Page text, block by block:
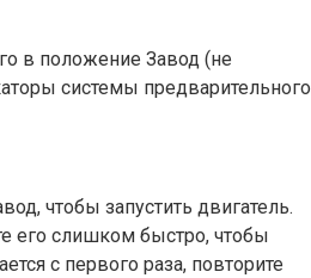
в положение Завод (не
системы предварительного
чтобы запустить двигатель.
его слишком быстро, чтобы
с первого раза, повторите